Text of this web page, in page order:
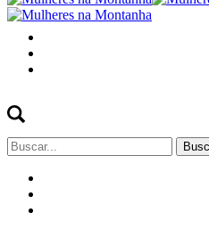
Buscar
por: